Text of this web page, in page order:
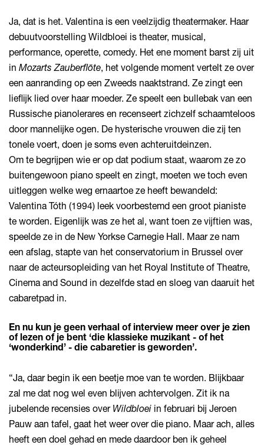
Ja, dat is het. Valentina is een veelzijdig theatermaker. Haar
debuutvoorstelling Wildbloei is theater, musical,
performance, operette, comedy. Het ene moment barst zij uit
in Mozarts Zauberflöte, het volgende moment vertelt ze over
een aanranding op een Zweeds naaktstrand. Ze zingt een
lieflijk lied over haar moeder. Ze speelt een bullebak van een
Russische pianolerares en recenseert zichzelf schaamteloos
door mannelijke ogen. De hysterische vrouwen die zij ten
tonele voert, doen je soms even achteruitdeinzen.
Om te begrijpen wie er op dat podium staat, waarom ze zo
buitengewoon piano speelt en zingt, moeten we toch even
uitleggen welke weg ernaartoe ze heeft bewandeld:
Valentina Tóth (1994) leek voorbestemd een groot pianiste
te worden. Eigenlijk was ze het al, want toen ze vijftien was,
speelde ze in de New Yorkse Carnegie Hall. Maar ze nam
een afslag, stapte van het conservatorium in Brussel over
naar de acteursopleiding van het Royal Institute of Theatre,
Cinema and Sound in dezelfde stad en sloeg van daaruit het
cabaretpad in.
En nu kun je geen verhaal of interview meer over je zien
of lezen of je bent ‘die klassieke muzikant - of het
‘wonderkind’ - die cabaretier is geworden’.
“Ja, daar begin ik een beetje moe van te worden. Blijkbaar
zal me dat nog wel even blijven achtervolgen. Zit ik na
jubelende recensies over Wildbloei in februari bij Jeroen
Pauw aan tafel, gaat het weer over die piano. Maar ach, alles
heeft een doel gehad en mede daardoor ben ik geheel